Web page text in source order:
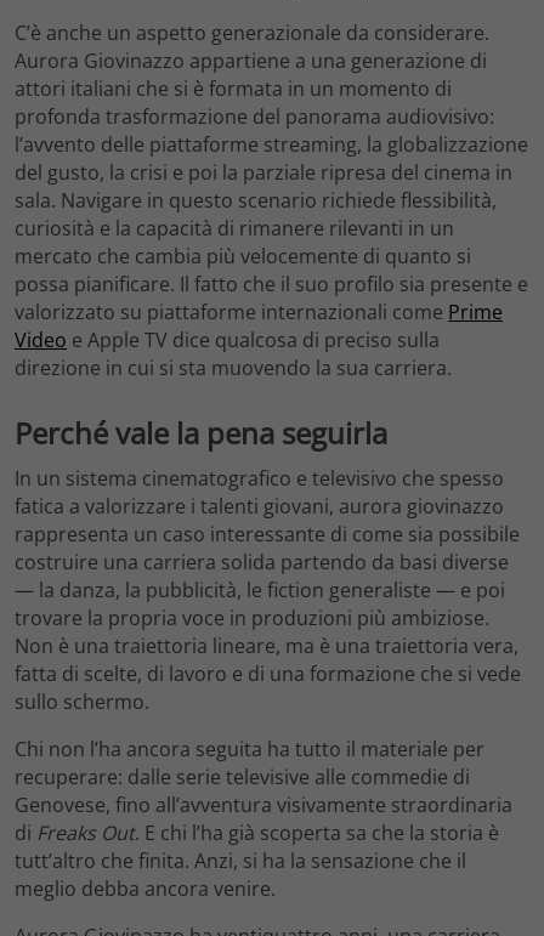
C’è anche un aspetto generazionale da considerare.
Aurora Giovinazzo appartiene a una generazione di
attori italiani che si è formata in un momento di
profonda trasformazione del panorama audiovisivo:
l’avvento delle piattaforme streaming, la globalizzazione
del gusto, la crisi e poi la parziale ripresa del cinema in
sala. Navigare in questo scenario richiede flessibilità,
curiosità e la capacità di rimanere rilevanti in un
mercato che cambia più velocemente di quanto si
possa pianificare. Il fatto che il suo profilo sia presente e
valorizzato su piattaforme internazionali come Prime
Video e Apple TV dice qualcosa di preciso sulla
direzione in cui si sta muovendo la sua carriera.
Perché vale la pena seguirla
In un sistema cinematografico e televisivo che spesso
fatica a valorizzare i talenti giovani, aurora giovinazzo
rappresenta un caso interessante di come sia possibile
costruire una carriera solida partendo da basi diverse
— la danza, la pubblicità, le fiction generaliste — e poi
trovare la propria voce in produzioni più ambiziose.
Non è una traiettoria lineare, ma è una traiettoria vera,
fatta di scelte, di lavoro e di una formazione che si vede
sullo schermo.
Chi non l’ha ancora seguita ha tutto il materiale per
recuperare: dalle serie televisive alle commedie di
Genovese, fino all’avventura visivamente straordinaria
di Freaks Out. E chi l’ha già scoperta sa che la storia è
tutt’altro che finita. Anzi, si ha la sensazione che il
meglio debba ancora venire.